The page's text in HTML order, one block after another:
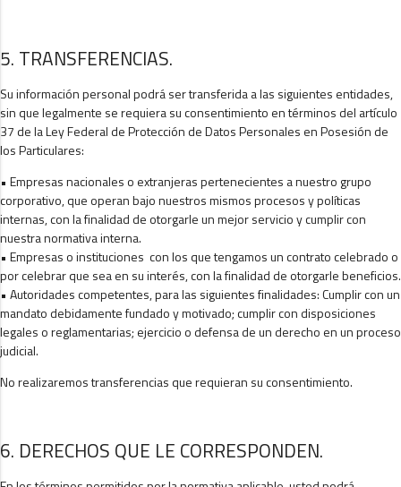
5. TRANSFERENCIAS.
Su información personal podrá ser transferida a las siguientes entidades,
sin que legalmente se requiera su consentimiento en términos del artículo
37 de la Ley Federal de Protección de Datos Personales en Posesión de
los Particulares:
• Empresas nacionales o extranjeras pertenecientes a nuestro grupo
corporativo, que operan bajo nuestros mismos procesos y políticas
internas, con la finalidad de otorgarle un mejor servicio y cumplir con
nuestra normativa interna.
• Empresas o instituciones con los que tengamos un contrato celebrado o
por celebrar que sea en su interés, con la finalidad de otorgarle beneficios.
• Autoridades competentes, para las siguientes finalidades: Cumplir con un
mandato debidamente fundado y motivado; cumplir con disposiciones
legales o reglamentarias; ejercicio o defensa de un derecho en un proceso
judicial.
No realizaremos transferencias que requieran su consentimiento.
6. DERECHOS QUE LE CORRESPONDEN.